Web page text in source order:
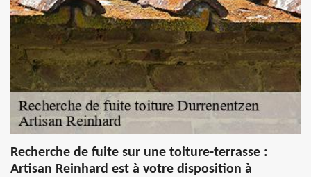
Recherche de fuite sur une toiture-terrasse :
Artisan Reinhard est à votre disposition à